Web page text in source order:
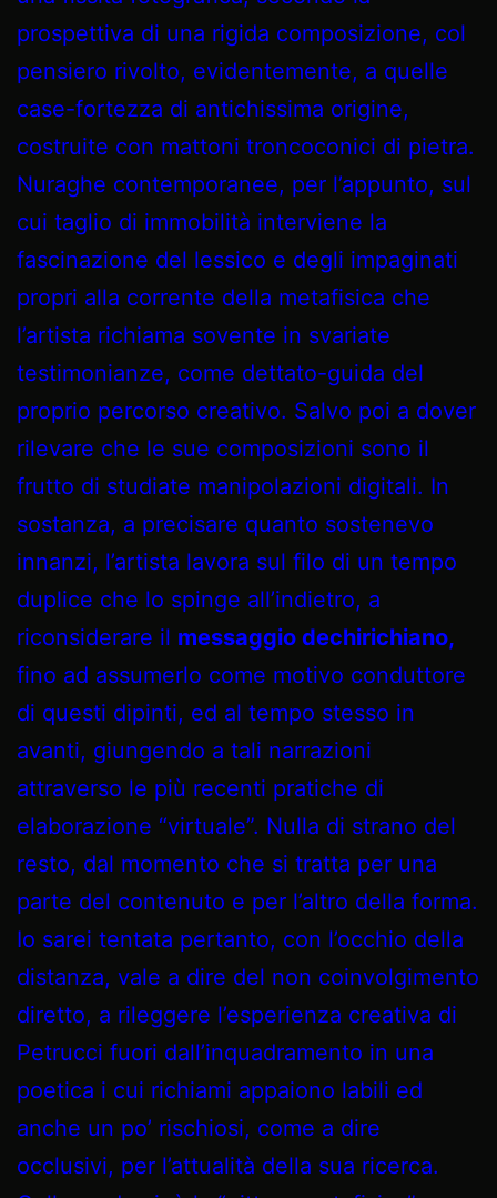
prospettiva di una rigida composizione, col
pensiero rivolto, evidentemente, a quelle
case-fortezza di antichissima origine,
costruite con mattoni troncoconici di pietra.
Nuraghe contemporanee, per l’appunto, sul
cui taglio di immobilità interviene la
fascinazione del lessico e degli impaginati
propri alla corrente della metafisica che
l’artista richiama sovente in svariate
testimonianze, come dettato-guida del
proprio percorso creativo. Salvo poi a dover
rilevare che le sue composizioni sono il
frutto di studiate manipolazioni digitali. In
sostanza, a precisare quanto sostenevo
innanzi, l’artista lavora sul filo di un tempo
duplice che lo spinge all’indietro, a
riconsiderare il messaggio dechirichiano,
fino ad assumerlo come motivo conduttore
di questi dipinti, ed al tempo stesso in
avanti, giungendo a tali narrazioni
attraverso le più recenti pratiche di
elaborazione “virtuale”. Nulla di strano del
resto, dal momento che si tratta per una
parte del contenuto e per l’altro della forma.
Io sarei tentata pertanto, con l’occhio della
distanza, vale a dire del non coinvolgimento
diretto, a rileggere l’esperienza creativa di
Petrucci fuori dall’inquadramento in una
poetica i cui richiami appaiono labili ed
anche un po’ rischiosi, come a dire
occlusivi, per l’attualità della sua ricerca.